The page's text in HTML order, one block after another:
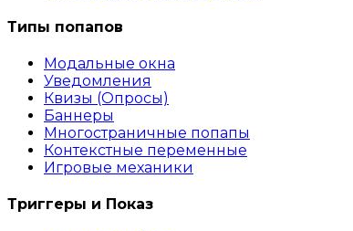
Типы попапов
Модальные окна
Уведомления
Квизы (Опросы)
Баннеры
Многостраничные попапы
Контекстные переменные
Игровые механики
Триггеры и Показ